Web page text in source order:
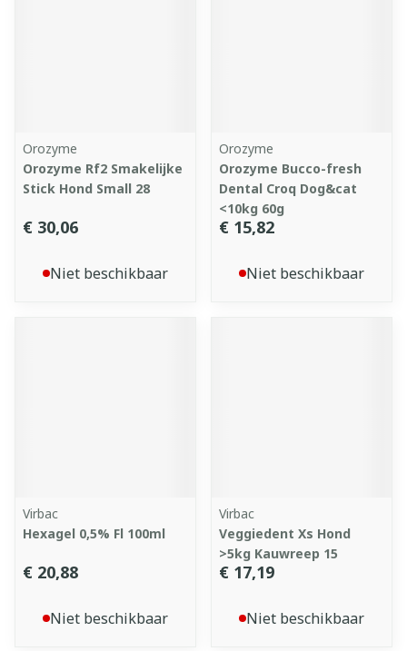
Orozyme
Orozyme Rf2 Smakelijke
Stick Hond Small 28
€ 30,06
Niet beschikbaar
Orozyme
Orozyme Bucco-fresh
Dental Croq Dog&cat
<10kg 60g
€ 15,82
Niet beschikbaar
Virbac
Hexagel 0,5% Fl 100ml
€ 20,88
Niet beschikbaar
Virbac
Veggiedent Xs Hond
>5kg Kauwreep 15
€ 17,19
Niet beschikbaar